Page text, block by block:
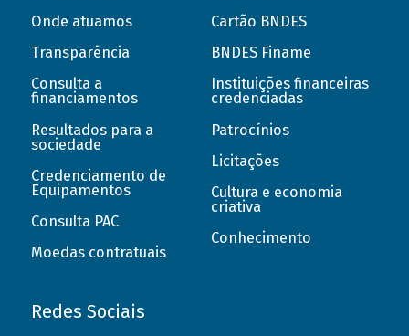
Onde atuamos
Transparência
Consulta a
financiamentos
Resultados para a
sociedade
Credenciamento de
Equipamentos
Consulta PAC
Moedas contratuais
Cartão BNDES
BNDES Finame
Instituições financeiras
credenciadas
Patrocínios
Licitações
Cultura e economia
criativa
Conhecimento
Redes Sociais